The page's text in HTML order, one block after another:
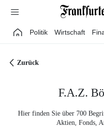
Direkt zum Hauptinhalt
Politik Wirtschaft
Zurück
F.A.Z.
Hier finden Sie über 700
Aktien, Fonds,